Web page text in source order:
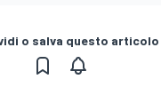
o salva questo articolo